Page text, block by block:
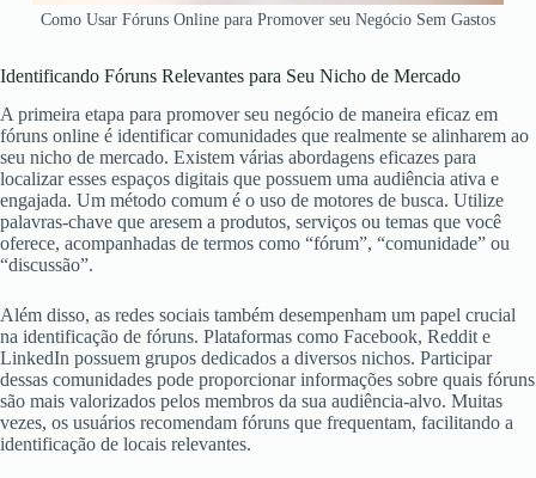
Como Usar Fóruns Online para Promover seu Negócio Sem Gastos
Identificando Fóruns Relevantes para Seu Nicho de Mercado
A primeira etapa para promover seu negócio de maneira eficaz em
fóruns online é identificar comunidades que realmente se alinharem ao
seu nicho de mercado. Existem várias abordagens eficazes para
localizar esses espaços digitais que possuem uma audiência ativa e
engajada. Um método comum é o uso de motores de busca. Utilize
palavras-chave que aresem a produtos, serviços ou temas que você
oferece, acompanhadas de termos como “fórum”, “comunidade” ou
“discussão”.
Além disso, as redes sociais também desempenham um papel crucial
na identificação de fóruns. Plataformas como Facebook, Reddit e
LinkedIn possuem grupos dedicados a diversos nichos. Participar
dessas comunidades pode proporcionar informações sobre quais fóruns
são mais valorizados pelos membros da sua audiência-alvo. Muitas
vezes, os usuários recomendam fóruns que frequentam, facilitando a
identificação de locais relevantes.